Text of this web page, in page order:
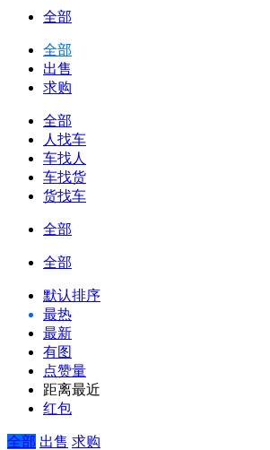
全部
全部
出售
求购
全部
人找车
车找人
车找货
货找车
全部
全部
默认排序
最热
最新
有图
点赞量
距离最近
红包
全部 出售 求购